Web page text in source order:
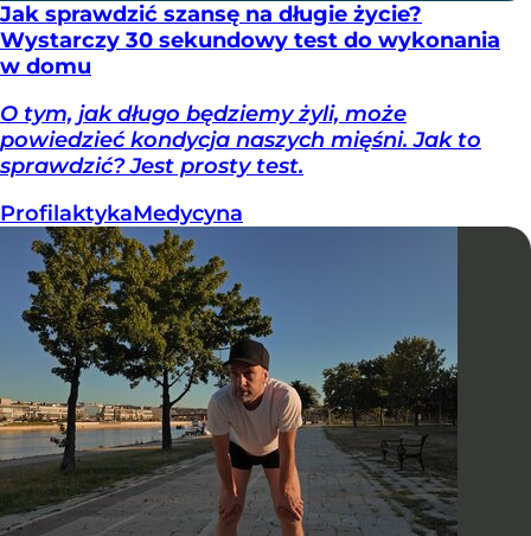
Jak sprawdzić szansę na długie życie?
Wystarczy 30 sekundowy test do wykonania
w domu
O tym, jak długo będziemy żyli, może
powiedzieć kondycja naszych mięśni. Jak to
sprawdzić? Jest prosty test.
ProfilaktykaMedycyna